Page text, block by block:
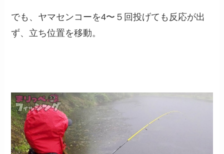
でも、ヤマセンコーを4〜５回投げても反応が出
ず、立ち位置を移動。